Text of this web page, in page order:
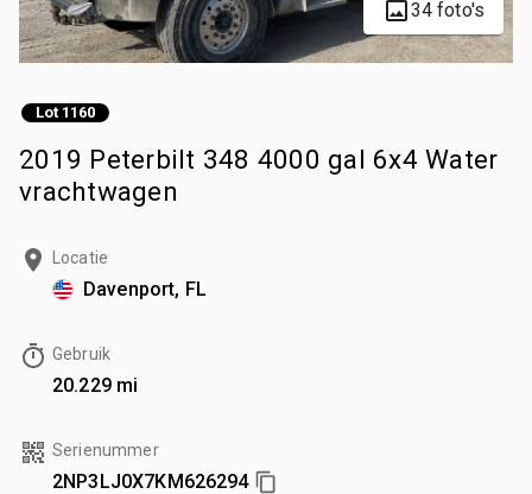
34 foto's
Lot 1160
2019 Peterbilt 348 4000 gal 6x4 Water
vrachtwagen
Locatie
Davenport, FL
Gebruik
20.229 mi
Serienummer
2NP3LJ0X7KM626294